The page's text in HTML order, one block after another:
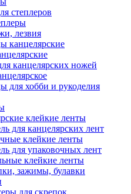
степлеров
лезвия
канцелярские
канцелярских ножей
для хобби и рукоделия
клейкие ленты
для канцелярских лент
клейкие ленты
для упаковочных лент
клейкие ленты
зажимы, булавки